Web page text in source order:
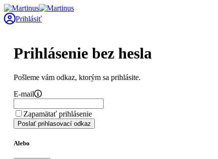
Prihlásiť
Prihlásenie bez hesla
Pošleme vám odkaz, ktorým sa prihlásite.
E-mail
Zapamätať prihlásenie
Poslať prihlasovací odkaz
Alebo